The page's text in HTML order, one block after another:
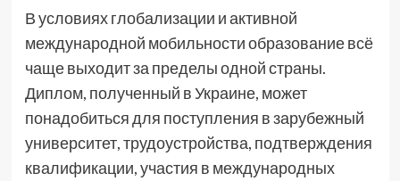
В условиях глобализации и активной
международной мобильности образование всё
чаще выходит за пределы одной страны.
Диплом, полученный в Украине, может
понадобиться для поступления в зарубежный
университет, трудоустройства, подтверждения
квалификации, участия в международных